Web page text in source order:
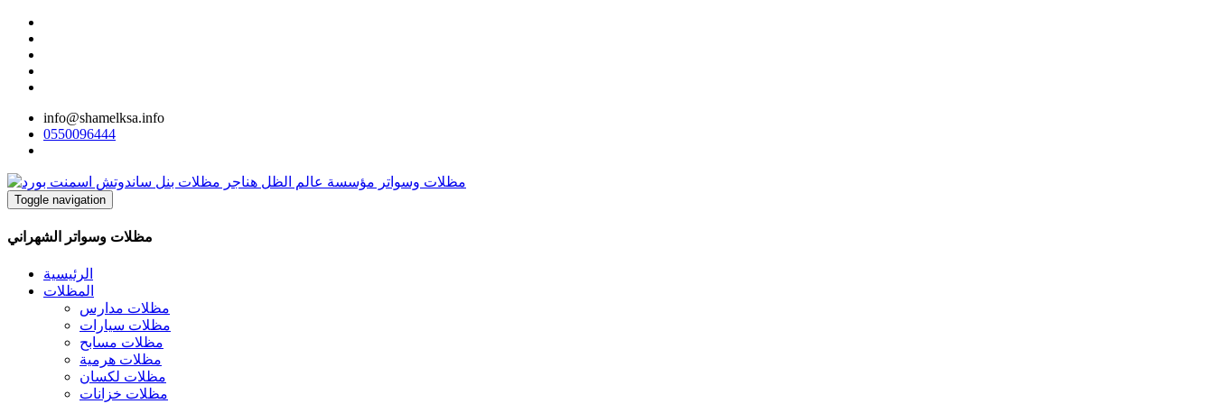
info@shamelksa.info
0550096444
Toggle navigation
مظلات وسواتر الشهراني
الرئيسية
المظلات
مظلات مدارس
مظلات سيارات
مظلات مسابح
مظلات هرمية
مظلات لكسان
مظلات خزانات